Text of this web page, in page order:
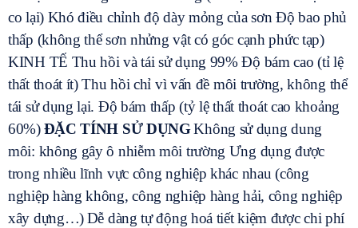
co lại) Khó điều chỉnh độ dày mỏng của sơn Độ bao phủ
thấp (không thể sơn nhửng vật có góc cạnh phức tạp)
KINH TẾ Thu hồi và tái sử dụng 99% Độ bám cao (tỉ lệ
thất thoát ít) Thu hồi chỉ vì vấn đề môi trường, không thể
tái sử dụng lại. Độ bám thấp (tỷ lệ thất thoát cao khoảng
60%)ĐẶC TÍNH SỬ DỤNGKhông sử dụng dung
môi: không gây ô nhiễm môi trường Ưng dụng được
trong nhiều lĩnh vực công nghiệp khác nhau (công
nghiệp hàng không, công nghiệp hàng hải, công nghiệp
xây dựng…)Dễ dàng tự động hoá tiết kiệm được chi phí